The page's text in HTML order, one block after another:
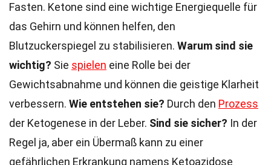
Fasten. Ketone sind eine wichtige Energiequelle für
das Gehirn und können helfen, den
Blutzuckerspiegel zu stabilisieren. Warum sind sie
wichtig? Sie spielen eine Rolle bei der
Gewichtsabnahme und können die geistige Klarheit
verbessern. Wie entstehen sie? Durch den Prozess
der Ketogenese in der Leber. Sind sie sicher? In der
Regel ja, aber ein Übermaß kann zu einer
gefährlichen Erkrankung namens Ketoazidose